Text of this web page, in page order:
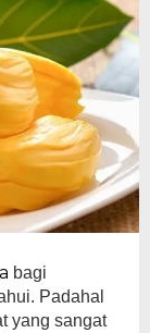
bagi
Padahal
yang sangat